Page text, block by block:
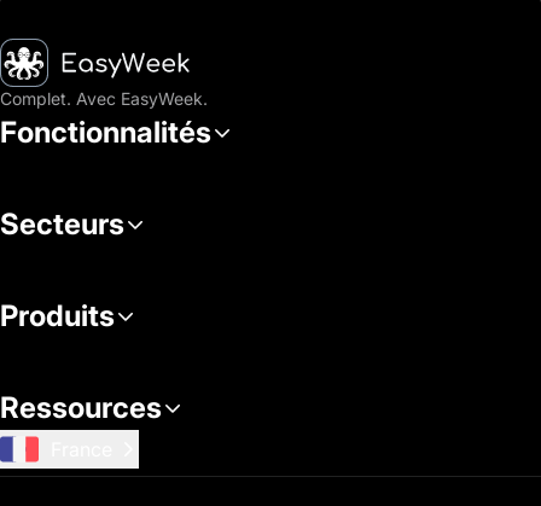
Accueil
Complet. Avec EasyWeek.
Fonctionnalités
Secteurs
Produits
Ressources